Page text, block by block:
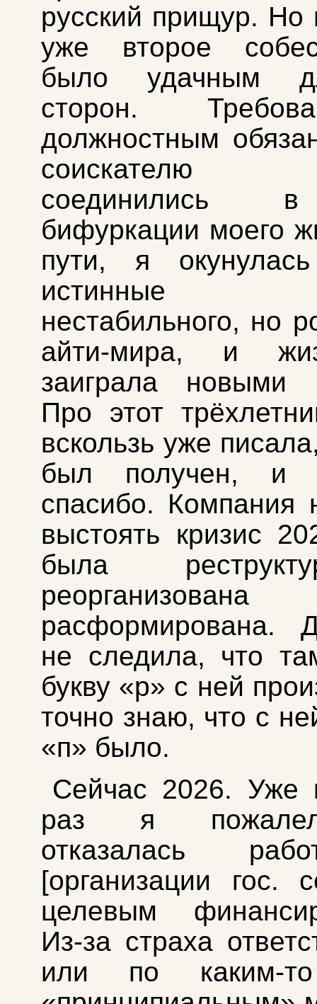
русский прищур. Но
уже второе
было удачным
сторон.
должностным
соискателю
соединились
бифуркации моего
пути, я
истинные
нестабильного, но
айти-мира, и
заиграла новыми
Про этот
вскользь уже
был получен, и
спасибо. Компания
выстоять кризис
была
расформирована.
не следила, что
букву «р» с ней
точно знаю, что с
«п» было.
Сейчас 2026. Уже
раз я
отказалась
[организации гос.
целевым
Из-за страха
или по каким-